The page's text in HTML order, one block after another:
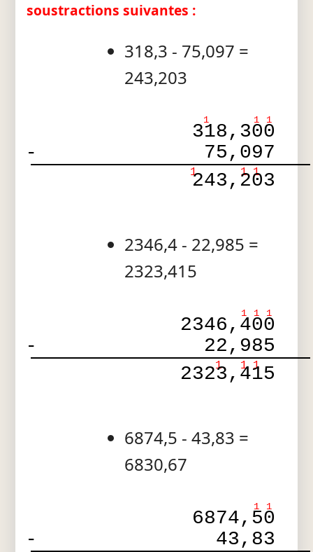
soustractions suivantes :
318,3 - 75,097 =
243,203
1 1 1
318,300
-
75,097
1 1 1
243,203
2346,4 - 22,985 =
2323,415
1 1 1
2346,400
-
22,985
1 1 1
2323,415
6874,5 - 43,83 =
6830,67
1 1
6874,50
-
43,83